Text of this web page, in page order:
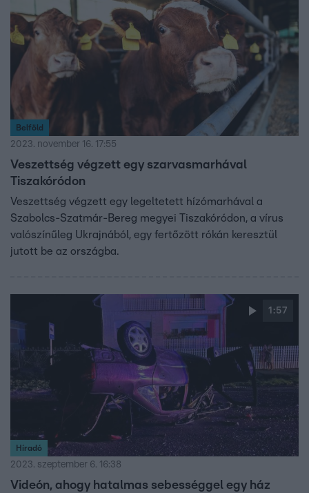
Belföld
2023. november 16. 17:55
Veszettség végzett egy szarvasmarhával
Tiszakóródon
Veszettség végzett egy legeltetett hízómarhával a
Szabolcs-Szatmár-Bereg megyei Tiszakóródon, a vírus
valószínűleg Ukrajnából, egy fertőzött rókán keresztül
jutott be az országba.
1:57
Híradó
2023. szeptember 6. 16:38
Videón, ahogy hatalmas sebességgel egy ház